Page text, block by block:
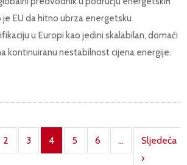
EU da hitno ubrza energetsku
u Europi kao jedini skalabilan, domaći
kontinuiranu nestabilnost cijena energije.
2 3 4 5 6 …
Sljedeća
›Next page